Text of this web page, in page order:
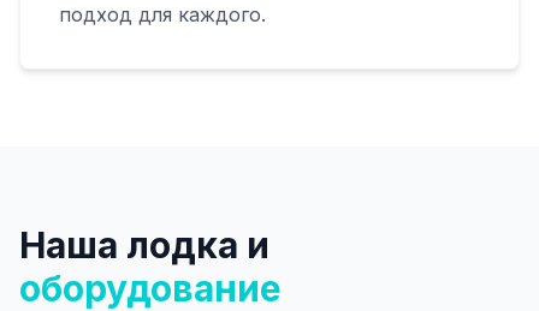
подход для каждого.
Наша лодка и
оборудование